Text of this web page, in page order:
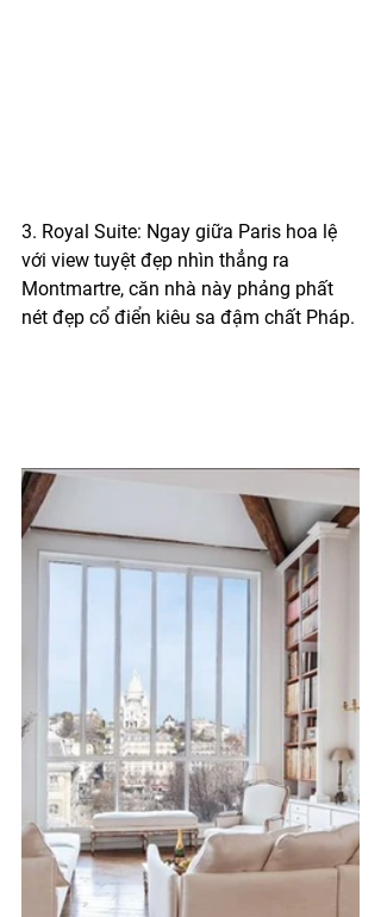
3. Royal Suite: Ngay giữa Paris hoa lệ
với view tuyệt đẹp nhìn thẳng ra
Montmartre, căn nhà này phảng phất
nét đẹp cổ điển kiêu sa đậm chất Pháp.